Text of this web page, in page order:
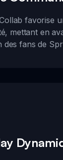
favorise
mettant en
des fans de